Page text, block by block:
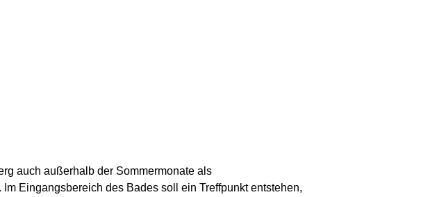
auch außerhalb der Sommermonate als
Eingangsbereich des Bades soll ein Treffpunkt entstehen,